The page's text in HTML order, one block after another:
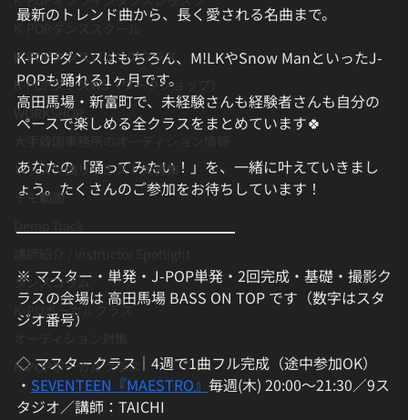
K-POPダンスジュニアクラス
K-POPダンスWS（ワークショップ）
WORKSHOP
レッスン曲リクエスト大募集
デモ動画
ダンスコラム
K-POボーカルクラス
K-POPボーカルクラス
最新のトレンド曲から、長く愛される名曲まで。
K-POPダンスはもちろん、M!LKやSnow ManといったJ-
POPも踊れる1ヶ月です。
高田馬場・新富町で、未経験さんも経験者さんも自分の
ペースで楽しめる全クラスをまとめています🍀
あなたの「踊ってみたい！」を、一緒に叶えていきまし
ょう。たくさんのご参加をお待ちしています！
━━━━━━━━━━━━━━━
※ マスター・単発・J-POP単発・2回完成・基礎・撮影ク
ラスの会場は 高田馬場 BASS ON TOP です（数字はスタ
ジオ番号）
◇ マスタークラス｜4週で1曲フル完成（途中参加OK）
・ SEVENTEEN『MAESTRO』 毎週(木) 20:00〜21:30／9ス
タジオ／講師：TAICHI